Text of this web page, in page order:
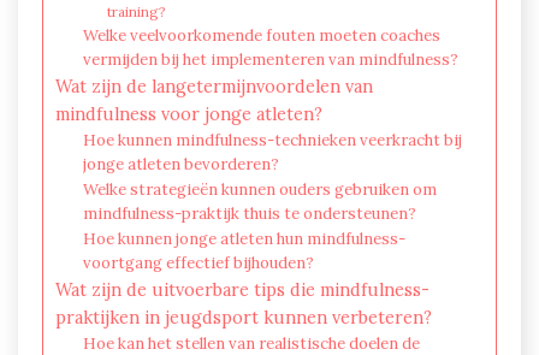
training?
Welke veelvoorkomende fouten moeten coaches
vermijden bij het implementeren van mindfulness?
Wat zijn de langetermijnvoordelen van
mindfulness voor jonge atleten?
Hoe kunnen mindfulness-technieken veerkracht bij
jonge atleten bevorderen?
Welke strategieën kunnen ouders gebruiken om
mindfulness-praktijk thuis te ondersteunen?
Hoe kunnen jonge atleten hun mindfulness-
voortgang effectief bijhouden?
Wat zijn de uitvoerbare tips die mindfulness-
praktijken in jeugdsport kunnen verbeteren?
Hoe kan het stellen van realistische doelen de